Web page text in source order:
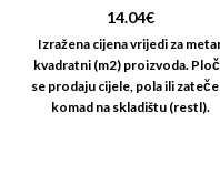
14.04€
Izražena cijena vrijedi za
kvadratni (m2) proizvoda.
se prodaju cijele, pola ili
komad na skladištu (restl).